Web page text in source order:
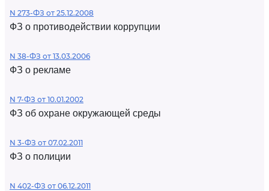
N 273-ФЗ от 25.12.2008
ФЗ о противодействии коррупции
N 38-ФЗ от 13.03.2006
ФЗ о рекламе
N 7-ФЗ от 10.01.2002
ФЗ об охране окружающей среды
N 3-ФЗ от 07.02.2011
ФЗ о полиции
N 402-ФЗ от 06.12.2011